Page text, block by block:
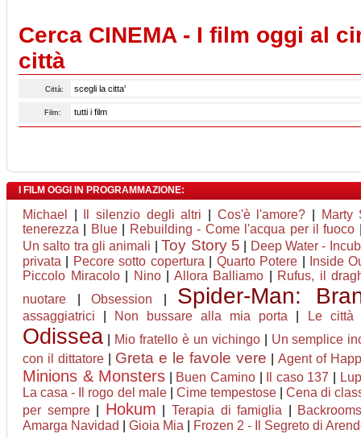
Cerca CINEMA - I film oggi al
città
Città:
Film:
I FILM OGGI IN PROGRAMMAZIONE:
Michael Il silenzio degli altri Cos'è l'amore?
Marty
tenerezza
Blue| Rebuilding - Come l'acqua per il fuoco
Un salto tra gli animali |Toy Story 5
Deep Water -
privata
Pecore sotto copertura Quarto Potere
Inside
Piccolo Miracolo| Nino| Allora Balliamo
Rufus, il
nuotare |Obsession Spider-Man:
assaggiatrici Non bussare alla mia porta Le città
Odissea Mio fratello è un vichingo| Un semplice
con il dittatore
Greta e le favole vere Agent of
Minions & Monsters Buen Camino| Il caso 137
La casa - Il rogo del male| Cime tempestose|Cena di
per sempre| Hokum |Terapia di famiglia
Amarga Navidad
Gioia Mia Frozen 2 - Il Segreto di